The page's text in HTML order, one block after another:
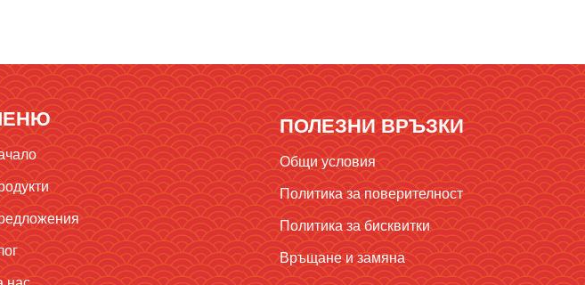
ПОЛЕЗНИ ВРЪЗКИ
Общи условия
Политика за поверителност
Политика за бисквитки
Връщане и замяна